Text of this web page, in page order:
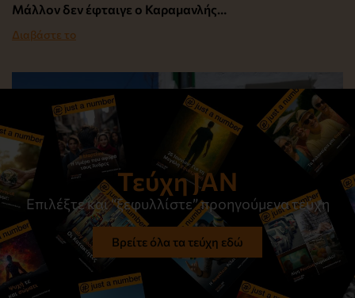
Μάλλον δεν έφταιγε ο Καραμανλής…
Διαβάστε το
Τεύχη JAN
Επιλέξτε και “ξεφυλλίστε” προηγούμενα τεύχη
Βρείτε όλα τα τεύχη εδώ